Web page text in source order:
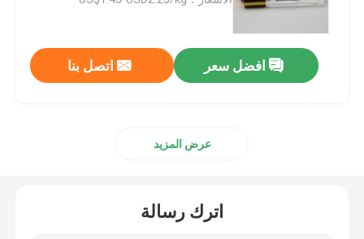
افضل سعر اتصل بنا
عرض المزيد
اترك رسالة